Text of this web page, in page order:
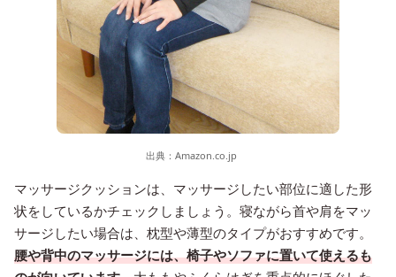
出典： Amazon.co.jp
マッサージクッションは、マッサージしたい部位に適した形
状をしているかチェックしましょう。寝ながら首や肩をマッ
サージしたい場合は、枕型や薄型のタイプがおすすめです。
腰や背中のマッサージには、椅子やソファに置いて使えるも